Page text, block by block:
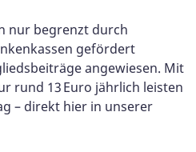
nur begrenzt durch
gefördert
angewiesen. Mit
rund 13 Euro jährlich leisten
– direkt hier in unserer